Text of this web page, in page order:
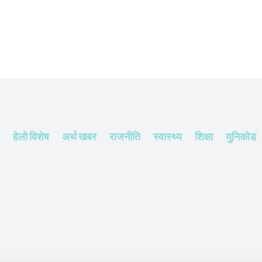
हेलाे विशेष अर्थ खबर राजनीति स्वास्थ्य शिक्षा युनिकोड